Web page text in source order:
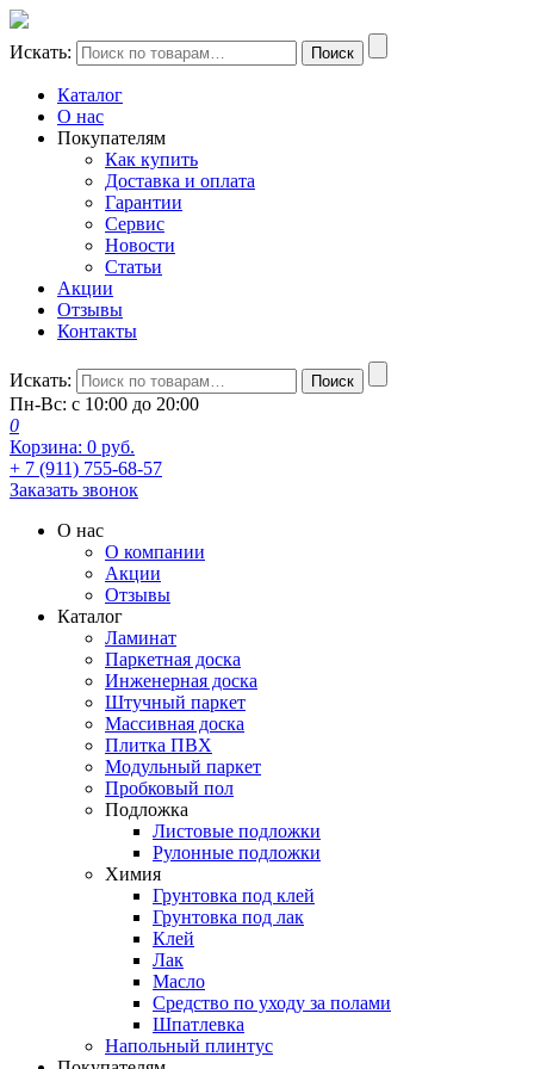
Искать: Поиск
Каталог
О нас
Покупателям
Как купить
Доставка и оплата
Гарантии
Сервис
Новости
Статьи
Акции
Отзывы
Контакты
Искать: Поиск
Пн-Вс: с 10:00 до 20:00
0
Корзина: 0 руб.
+ 7 (911) 755-68-57
Заказать звонок
О нас
О компании
Акции
Отзывы
Каталог
Ламинат
Паркетная доска
Инженерная доска
Штучный паркет
Массивная доска
Плитка ПВХ
Модульный паркет
Пробковый пол
Подложка
Листовые подложки
Рулонные подложки
Химия
Грунтовка под клей
Грунтовка под лак
Клей
Лак
Масло
Средство по уходу за полами
Шпатлевка
Напольный плинтус